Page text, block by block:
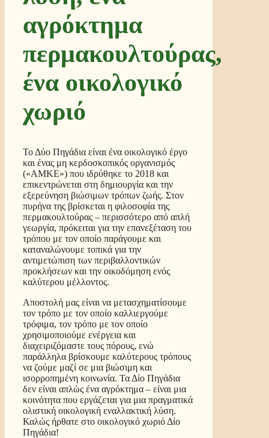
αγρόκτημα
περμακουλτούρας,
ένα οικολογικό
χωριό
Το Δύο Πηγάδια είναι ένα οικολογικό έργο
και ένας μη κερδοσκοπικός οργανισμός
(«AMKE») που ιδρύθηκε το 2018 και
επικεντρώνεται στη δημιουργία και την
εξερεύνηση βιώσιμων τρόπων ζωής. Στον
πυρήνα της βρίσκεται η φιλοσοφία της
περμακουλτούρας – περισσότερο από απλή
γεωργία, πρόκειται για την επανεξέταση του
τρόπου με τον οποίο παράγουμε και
καταναλώνουμε τοπικά για την
αντιμετώπιση των περιβαλλοντικών
προκλήσεων και την οικοδόμηση ενός
καλύτερου μέλλοντος.
Αποστολή μας είναι να μετασχηματίσουμε
τον τρόπο με τον οποίο καλλιεργούμε
τρόφιμα, τον τρόπο με τον οποίο
χρησιμοποιούμε ενέργεια και
διαχειριζόμαστε τους πόρους, ενώ
παράλληλα βρίσκουμε καλύτερους τρόπους
να ζούμε μαζί σε μια βιώσιμη και
ισορροπημένη κοινωνία. Τα Δίο Πηγάδια
δεν είναι απλώς ένα αγρόκτημα – είναι μια
κοινότητα που εργάζεται για μια πραγματικά
ολιστική οικολογική εναλλακτική λύση.
Καλώς ήρθατε στο οικολογικό χωριό Δίο
Πηγάδια!